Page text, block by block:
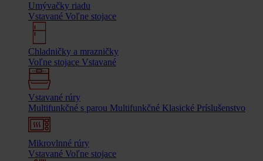
Umývačky riadu
Vstavané Voľne stojace
Chladničky a mrazničky
Voľne stojace Vstavané
Vstavané rúry
Multifunkčné s parou Multifunkčné Klasické Príslušenstvo
Mikrovlnné rúry
Vstavané Voľne stojace